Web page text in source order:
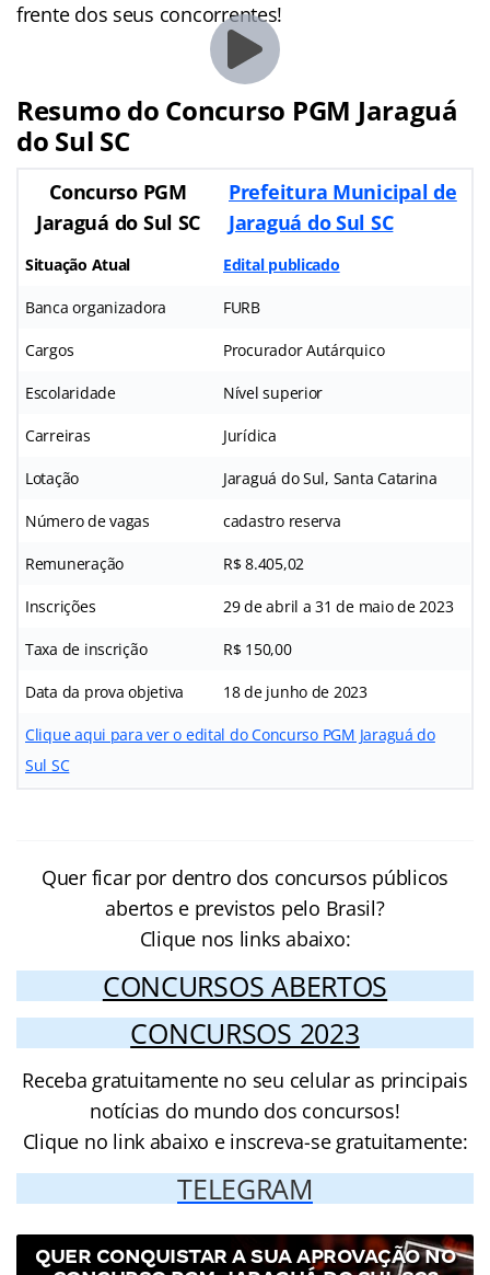
frente dos seus concorrentes!
Resumo do Concurso PGM Jaraguá
do Sul SC
Concurso PGM
Jaraguá do Sul SC
Prefeitura Municipal de
Jaraguá do Sul SC
Situação Atual Edital publicado
Banca organizadora FURB
Cargos Procurador Autárquico
Escolaridade Nível superior
Carreiras Jurídica
Lotação Jaraguá do Sul, Santa Catarina
Número de vagas cadastro reserva
Remuneração R$ 8.405,02
Inscrições 29 de abril a 31 de maio de 2023
Taxa de inscrição R$ 150,00
Data da prova objetiva 18 de junho de 2023
Clique aqui para ver o edital do Concurso PGM Jaraguá do
Sul SC
Quer ficar por dentro dos concursos públicos
abertos e previstos pelo Brasil?
Clique nos links abaixo:
CONCURSOS ABERTOS
CONCURSOS 2023
Receba gratuitamente no seu celular as principais
notícias do mundo dos concursos!
Clique no link abaixo e inscreva-se gratuitamente:
TELEGRAM
QUER CONQUISTAR A SUA APROVAÇÃO NO